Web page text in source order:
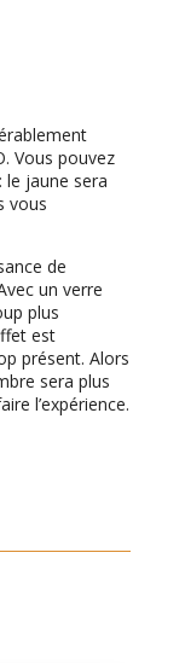
Vous pouvez
jaune sera
vous
de
un verre
plus
est
présent. Alors
sera plus
l’expérience.